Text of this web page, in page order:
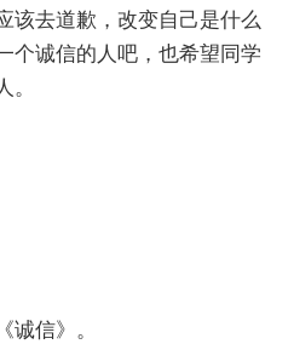
该去道歉，改变自己是什么
个诚信的人吧，也希望同学
。
诚信》。